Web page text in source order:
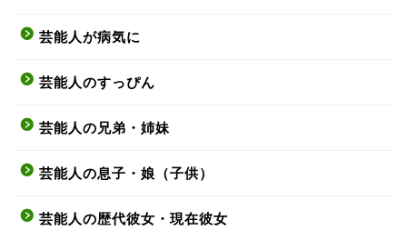
芸能人が病気に
芸能人のすっぴん
芸能人の兄弟・姉妹
芸能人の息子・娘（子供）
芸能人の歴代彼女・現在彼女